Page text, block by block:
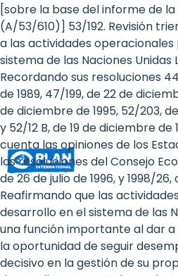
Platform
-
Girls'
rights
are
human
rights:
Positioning
girls
[sobre la base del informe de la
(A/53/610)] 53/192. Revisión
a las actividades
sistema de las Naciones Unidas
Recordando sus resoluciones
de 1989, 47/199, de 22 de
de diciembre de 1995, 52/203,
y 52/12 B, de 19 de diciembre de
cuenta las opiniones de los
las resoluciones del Consejo
de 26 de julio de 1996, y 1998/26,
Reafirmando que las
desarrollo en el sistema de las
una función importante al dar
la oportunidad de seguir
decisivo en la gestión de su